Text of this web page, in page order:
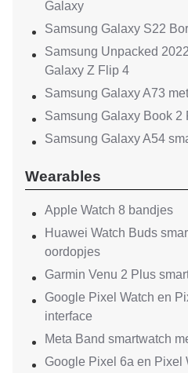
Galaxy
Samsung Galaxy S22
Samsung Unpacked
Galaxy Z Flip 4
Samsung Galaxy A73
Samsung Galaxy Book 2
Samsung Galaxy A54
Wearables
Apple Watch 8 bandjes
Huawei Watch Buds
oordopjes
Garmin Venu 2 Plus
Google Pixel Watch en
interface
Meta Band smartwatch
Google Pixel 6a en Pixel